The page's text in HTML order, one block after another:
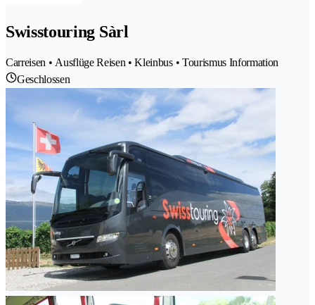
Swisstouring Sàrl
Carreisen • Ausflüge Reisen • Kleinbus • Tourismus Information
Geschlossen